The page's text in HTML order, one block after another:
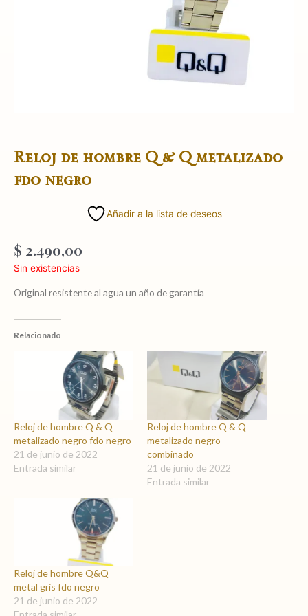
Reloj de hombre Q & Q metalizado
fdo negro
Añadir a la lista de deseos
$ 2.490,00
Sin existencias
Original resistente al agua un año de garantía
Relacionado
Reloj de hombre Q & Q
metalizado negro fdo negro
21 de junio de 2022
Entrada similar
Reloj de hombre Q & Q
metalizado negro
combinado
21 de junio de 2022
Entrada similar
Reloj de hombre Q&Q
metal gris fdo negro
21 de junio de 2022